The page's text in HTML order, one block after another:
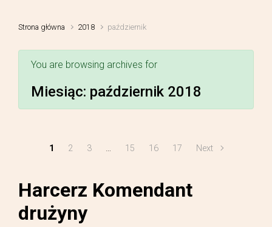
Strona główna 2018 październik
You are browsing archives for
Miesiąc: październik 2018
1 2 3 … 15 16 17 Next
Harcerz Komendant
drużyny